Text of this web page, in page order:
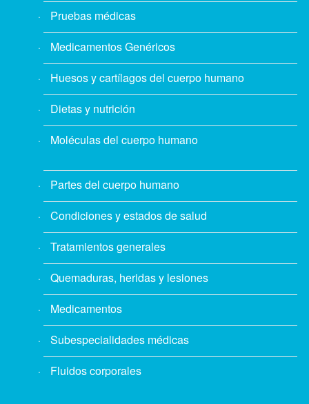
Pruebas médicas
Medicamentos Genéricos
Huesos y cartílagos del cuerpo humano
Dietas y nutrición
Moléculas del cuerpo humano
Partes del cuerpo humano
Condiciones y estados de salud
Tratamientos generales
Quemaduras, heridas y lesiones
Medicamentos
Subespecialidades médicas
Fluidos corporales